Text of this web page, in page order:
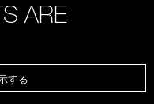
ARE
する